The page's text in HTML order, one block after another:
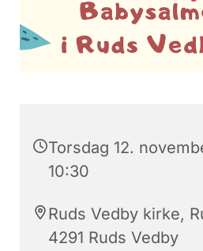
Torsdag 12.
10:30
Ruds Vedby kirke,
4291 Ruds Vedby